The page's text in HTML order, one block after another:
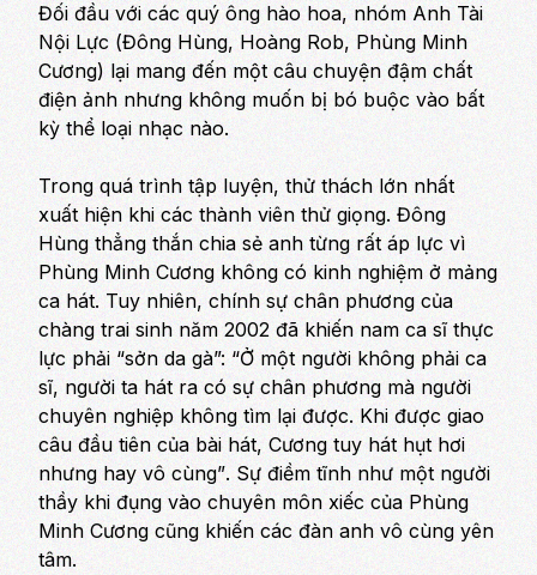
Đối đầu với các quý ông hào hoa, nhóm Anh Tài
Nội Lực (Đông Hùng, Hoàng Rob, Phùng Minh
Cương) lại mang đến một câu chuyện đậm chất
điện ảnh nhưng không muốn bị bó buộc vào bất
kỳ thể loại nhạc nào.
Trong quá trình tập luyện, thử thách lớn nhất
xuất hiện khi các thành viên thử giọng. Đông
Hùng thẳng thắn chia sẻ anh từng rất áp lực vì
Phùng Minh Cương không có kinh nghiệm ở mảng
ca hát. Tuy nhiên, chính sự chân phương của
chàng trai sinh năm 2002 đã khiến nam ca sĩ thực
lực phải “sởn da gà”: “Ở một người không phải ca
sĩ, người ta hát ra có sự chân phương mà người
chuyên nghiệp không tìm lại được. Khi được giao
câu đầu tiên của bài hát, Cương tuy hát hụt hơi
nhưng hay vô cùng”. Sự điềm tĩnh như một người
thầy khi đụng vào chuyên môn xiếc của Phùng
Minh Cương cũng khiến các đàn anh vô cùng yên
tâm.